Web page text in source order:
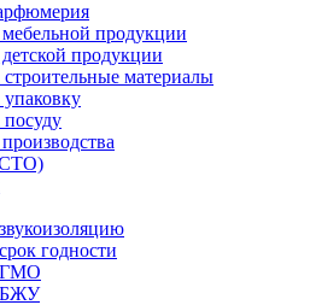
продукции
продукции
материалы
годности
ГМО
БЖУ